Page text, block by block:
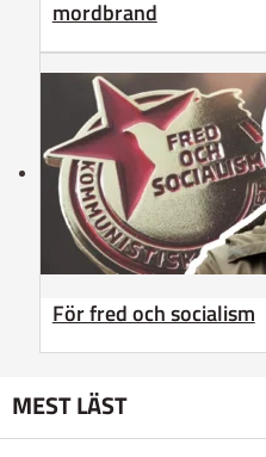
mordbrand
För fred och socialism
MEST LÄST